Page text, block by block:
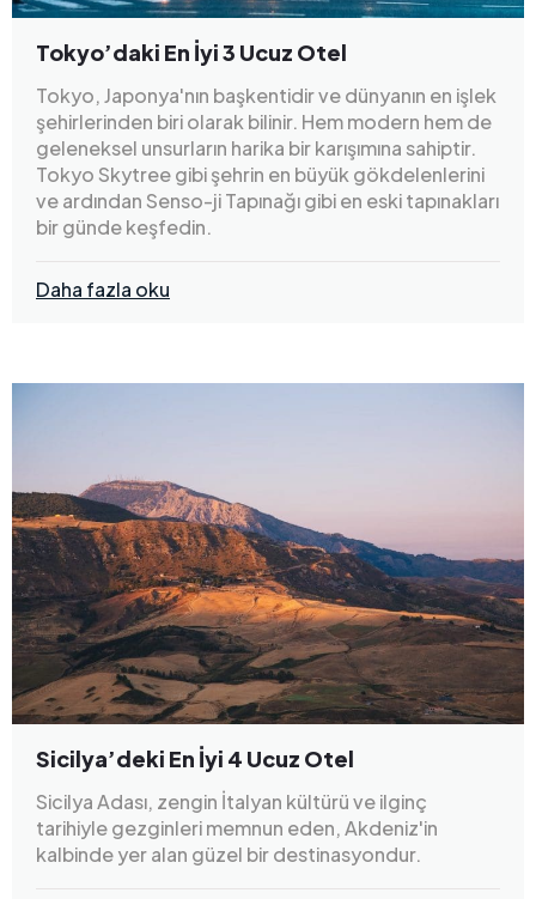
Tokyo’daki En İyi 3 Ucuz Otel
Tokyo, Japonya'nın başkentidir ve dünyanın en işlek
şehirlerinden biri olarak bilinir. Hem modern hem de
geleneksel unsurların harika bir karışımına sahiptir.
Tokyo Skytree gibi şehrin en büyük gökdelenlerini
ve ardından Senso-ji Tapınağı gibi en eski tapınakları
bir günde keşfedin.
Daha fazla oku
Sicilya’deki En İyi 4 Ucuz Otel
Sicilya Adası, zengin İtalyan kültürü ve ilginç
tarihiyle gezginleri memnun eden, Akdeniz'in
kalbinde yer alan güzel bir destinasyondur.